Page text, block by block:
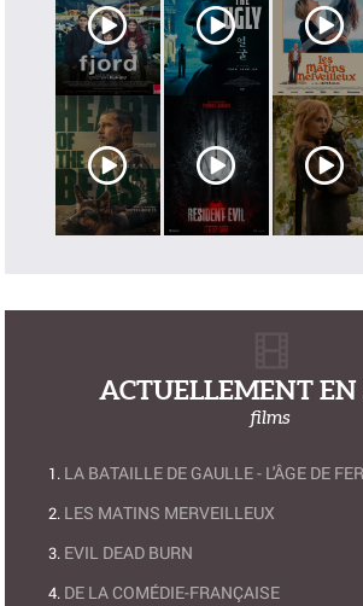
ACTUELLEMENT EN
films
LA BATAILLE DE GAULLE - L'ÂGE DE FER
LES MATINS MERVEILLEUX
EVIL DEAD BURN
DE LA COMÉDIE-FRANÇAISE